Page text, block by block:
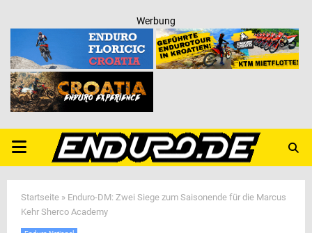
Werbung
PRIMARY
MENU
Startseite » Enduro-DM: Zwei Siege zum Saisonende für die Marcus
Kehr Sherco Academy